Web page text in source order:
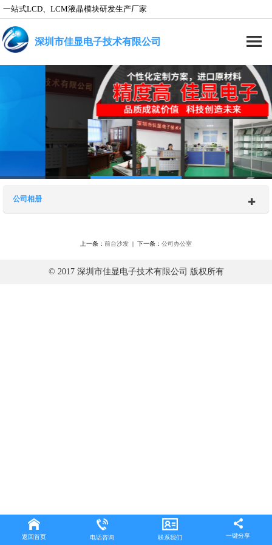
一站式LCD、LCM液晶模块研发生产厂家
深圳市佳显电子技术有限公司
公司相册
上一条： 前台沙发 | 下一条： 公司办公室
© 2017 深圳市佳显电子技术有限公司 版权所有
返回首页 电话咨询 联系我们 一键分享